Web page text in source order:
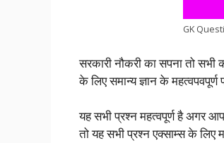
GK
सरकारी नौकरी का सपना तो
के लिए समान्य ज्ञान के
यह सभी प्रश्न महत्वपूर्ण है अगर
तो यह सभी प्रश्न एक्साम्स के लिए